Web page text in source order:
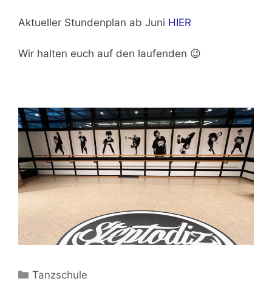
Aktueller Stundenplan ab Juni HIER
Wir halten euch auf den laufenden 😉
Kategorien
Tanzschule